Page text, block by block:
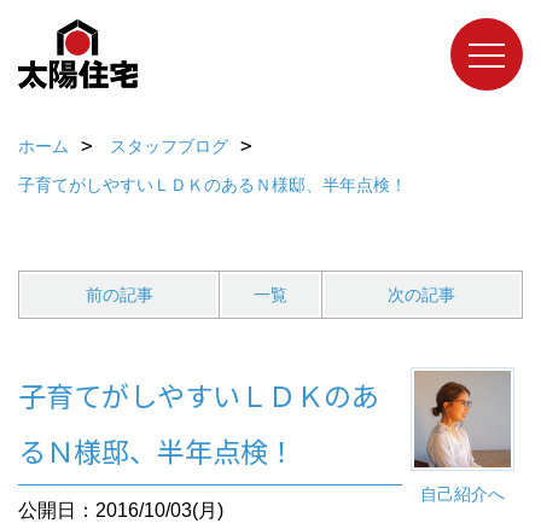
ホーム
スタッフブログ
子育てがしやすいＬＤＫのあるＮ様邸、半年点検！
前の記事 一覧 次の記事
自己紹介へ
子育てがしやすいＬＤＫのあ
るＮ様邸、半年点検！
公開日：2016/10/03(月)